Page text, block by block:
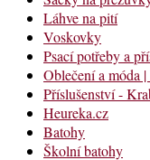
Láhve na pití
Voskovky
Psací potřeby a
Oblečení a móda
Příslušenství -
Heureka.cz
Batohy
Školní batohy